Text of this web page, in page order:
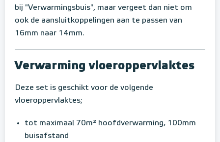
bij "Verwarmingsbuis", maar vergeet dan niet om
ook de aansluitkoppelingen aan te passen van
16mm naar 14mm.
Verwarming vloeroppervlaktes
Deze set is geschikt voor de volgende
vloeroppervlaktes;
tot maximaal 70m² hoofdverwarming, 100mm
buisafstand